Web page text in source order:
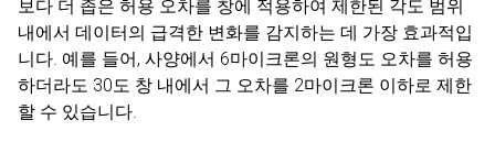
보다 더 좁은 허용 오차를 창에 적용하여 제한된 각도 범위
내에서 데이터의 급격한 변화를 감지하는 데 가장 효과적입
니다. 예를 들어, 사양에서 6마이크론의 원형도 오차를 허용
하더라도 30도 창 내에서 그 오차를 2마이크론 이하로 제한
할 수 있습니다.